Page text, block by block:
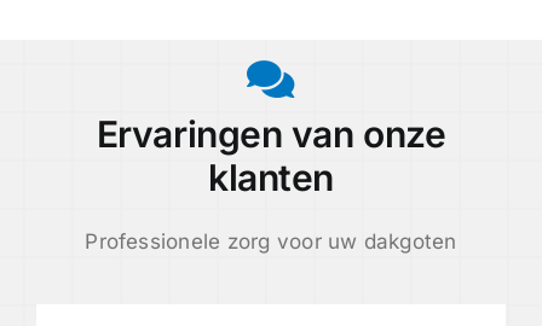
Ervaringen van onze
klanten
Professionele zorg voor uw dakgoten